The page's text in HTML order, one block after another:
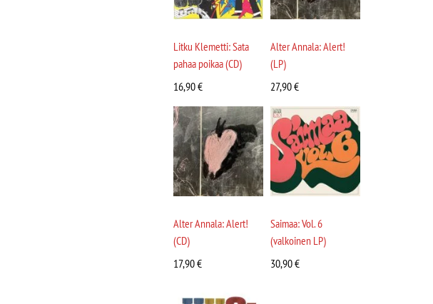
Litku Klemetti: Sata
pahaa poikaa (CD)
16,90€
Alter Annala: Alert!
(LP)
27,90€
Alter Annala: Alert!
(CD)
17,90€
Saimaa: Vol. 6
(valkoinen LP)
30,90€